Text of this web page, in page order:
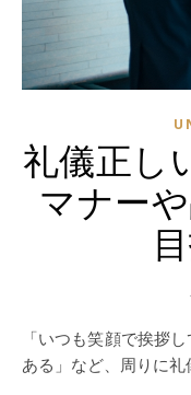
礼儀正し
マナー
「いつも笑顔で挨拶してくれる」「言葉遣いが綺麗で品性が
ある」など、周りに礼